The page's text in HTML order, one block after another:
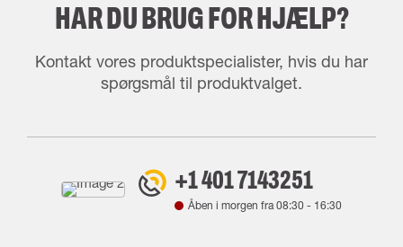
HAR DU BRUG FOR HJÆLP?
Kontakt vores produktspecialister, hvis du har
spørgsmål til produktvalget.
+1 401 7143251
Åben i morgen fra08:30 - 16:30